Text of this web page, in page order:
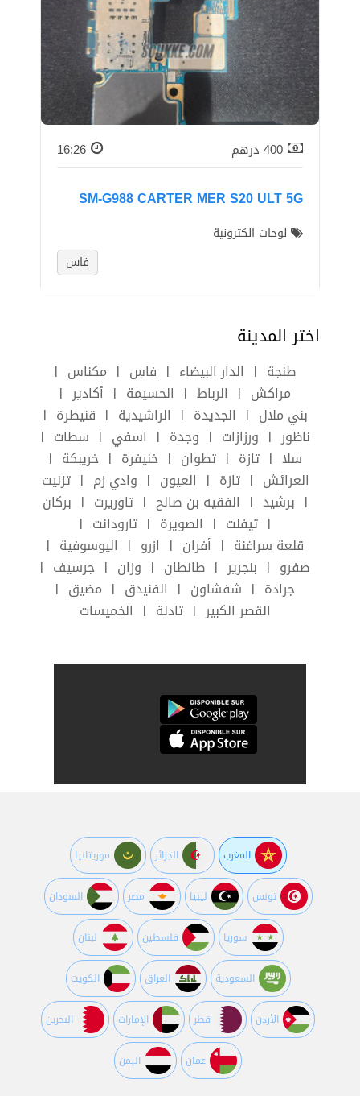
400 درهم 16:26
SM-G988 CARTER MER S20 ULT 5G
لوحات الكترونية
فاس
اختر المدينة
طنجة | الدار البيضاء | فاس | مكناس |
مراكش | الرباط | الحسيمة | أكادير |
بني ملال | الجديدة | الراشيدية | قنيطرة |
ناظور | ورزازات | وجدة | اسفي | سطات |
سلا | تازة | تطوان | خنيفرة | خريبكة |
العرائش | تازة | العيون | وادي زم | تزنيت
| برشيد | الفقيه بن صالح | تاوريرت | بركان
| تيفلت | الصويرة | تارودانت |
قلعة سراغنة | أفران | ازرو | اليوسوفية |
صفرو | بنجرير | طانطان | وزان | جرسيف |
جرادة | شفشاون | الفنيدق | مضيق |
القصر الكبير | تادلة | الخميسات
المغرب الجزائر موريتانيا
تونس ليبيا مصر السودان
سوريا فلسطين لبنان
السعودية العراق الكويت
اﻷردن قطر اﻹمارات البحرين
عمان اليمن